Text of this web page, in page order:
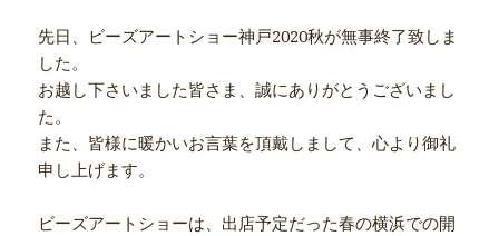
先日、ビーズアートショー神戸2020秋が無事終了致しま
した。
お越し下さいました皆さま、誠にありがとうございまし
た。
また、皆様に暖かいお言葉を頂戴しまして、心より御礼
申し上げます。
ビーズアートショーは、出店予定だった春の横浜での開